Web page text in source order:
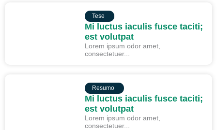
Tese
Mi luctus iaculis fusce taciti;
est volutpat
Lorem ipsum odor amet,
consectetuer...
Resumo
Mi luctus iaculis fusce taciti;
est volutpat
Lorem ipsum odor amet,
consectetuer...